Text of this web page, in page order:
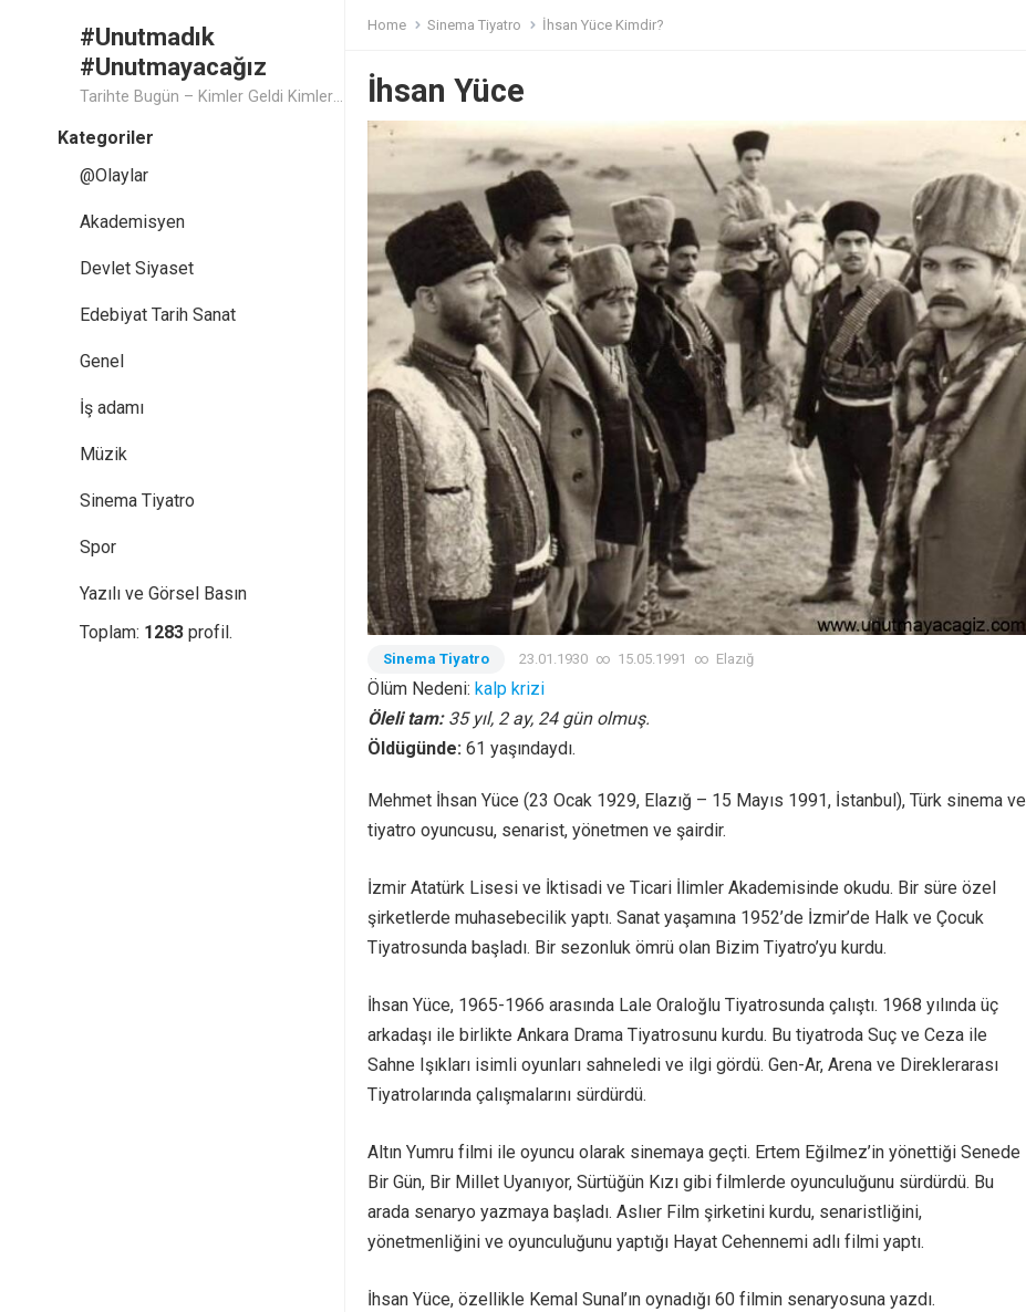
#Unutmadık
#Unutmayacağız
Tarihte Bugün – Kimler Geldi Kimler Geçti..
Kategoriler
@Olaylar
Akademisyen
Devlet Siyaset
Edebiyat Tarih Sanat
Genel
İş adamı
Müzik
Sinema Tiyatro
Spor
Yazılı ve Görsel Basın
Toplam: 1283 profil.
Home Sinema Tiyatro İhsan Yüce Kimdir?
İhsan Yüce
Sinema Tiyatro 23.01.1930 ∞ 15.05.1991 ∞ Elazığ
Ölüm Nedeni: kalp krizi
Öleli tam: 35 yıl, 2 ay, 24 gün olmuş.
Öldügünde: 61 yaşındaydı.
Mehmet İhsan Yüce (23 Ocak 1929, Elazığ – 15 Mayıs 1991, İstanbul), Türk sinema ve
tiyatro oyuncusu, senarist, yönetmen ve şairdir.
İzmir Atatürk Lisesi ve İktisadi ve Ticari İlimler Akademisinde okudu. Bir süre özel
şirketlerde muhasebecilik yaptı. Sanat yaşamına 1952’de İzmir’de Halk ve Çocuk
Tiyatrosunda başladı. Bir sezonluk ömrü olan Bizim Tiyatro’yu kurdu.
İhsan Yüce, 1965-1966 arasında Lale Oraloğlu Tiyatrosunda çalıştı. 1968 yılında üç
arkadaşı ile birlikte Ankara Drama Tiyatrosunu kurdu. Bu tiyatroda Suç ve Ceza ile
Sahne Işıkları isimli oyunları sahneledi ve ilgi gördü. Gen-Ar, Arena ve Direklerarası
Tiyatrolarında çalışmalarını sürdürdü.
Altın Yumru filmi ile oyuncu olarak sinemaya geçti. Ertem Eğilmez’in yönettiği Senede
Bir Gün, Bir Millet Uyanıyor, Sürtüğün Kızı gibi filmlerde oyunculuğunu sürdürdü. Bu
arada senaryo yazmaya başladı. Aslıer Film şirketini kurdu, senaristliğini,
yönetmenliğini ve oyunculuğunu yaptığı Hayat Cehennemi adlı filmi yaptı.
İhsan Yüce, özellikle Kemal Sunal’ın oynadığı 60 filmin senaryosuna yazdı.